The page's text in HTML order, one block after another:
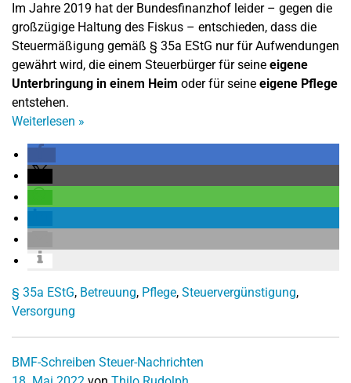
Im Jahre 2019 hat der Bundesfinanzhof leider – gegen die
großzügige Haltung des Fiskus – entschieden, dass die
Steuermäßigung gemäß § 35a EStG nur für Aufwendungen
gewährt wird, die einem Steuerbürger für seine eigene
Unterbringung in einem Heim oder für seine eigene Pflege
entstehen.
Weiterlesen »
§ 35a EStG, Betreuung, Pflege, Steuervergünstigung,
Versorgung
BMF-Schreiben Steuer-Nachrichten